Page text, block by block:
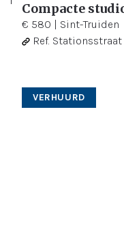
20 m²
€ 580 | Sint-Truiden
Ref. Stationsstraat
VERHUURD